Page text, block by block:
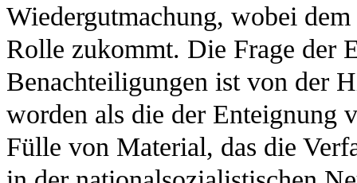
Wiedergutmachung, wobei
Rolle zukommt. Die Frage der
Benachteiligungen ist von der
worden als die der Enteignung
Fülle von Material, das die